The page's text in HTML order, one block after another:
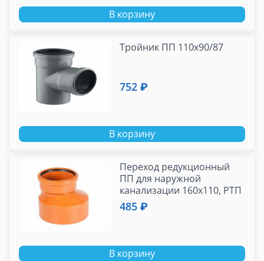
В корзину
Тройник ПП 110х90/87
752 ₽
В корзину
Переход редукционный
ПП для наружной
канализации 160х110, РТП
485 ₽
В корзину